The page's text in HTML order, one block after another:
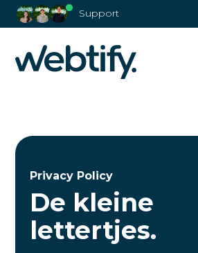
Support
Privacy Policy
De kleine
lettertjes.